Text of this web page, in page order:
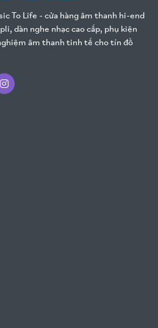
To Life - cửa hàng âm thanh hi-end
dàn nghe nhạc cao cấp, phụ kiện
âm thanh tinh tế cho tín đồ